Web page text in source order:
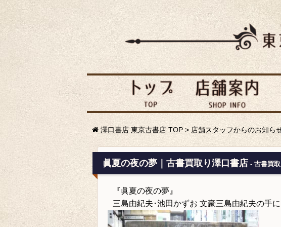
澤口書店 東京古書店 TOP > 店舗スタッフからのお知ら
眞夏の夜の夢｜古書買取り澤口書店 - 古書買
『眞夏の夜の夢』
三島由紀夫･池田かずお 文豪三島由紀夫の手